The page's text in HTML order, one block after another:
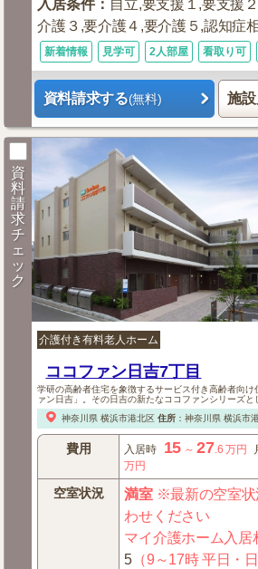
入居条件： 自立,要支援１,要支援
介護３,要介護４,要介護５,認知症
新着情報 見学可 2人部屋 看取り可
資料請求する(無料) 施
資
料
請
求
チ
ェ
ッ
ク
介護付き有料老人ホーム
ココファン日吉7丁目
学研の高齢者住宅を象徴するサービス付き高齢者向
ァン日吉」。その日吉の新たなココファンシリーズと
神奈川県 横浜市港北区 住所： 神奈川県 横浜市
費用 入居時 15 ～27.6 万円
万円
空室状況 満室※最新の空室状
わせください
マイ介護ホーム入居
5 （9～17時 平日・日